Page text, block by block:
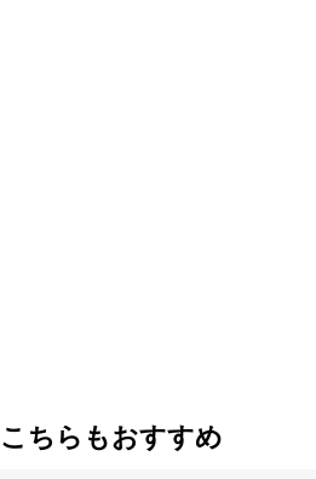
こちらもおすすめ